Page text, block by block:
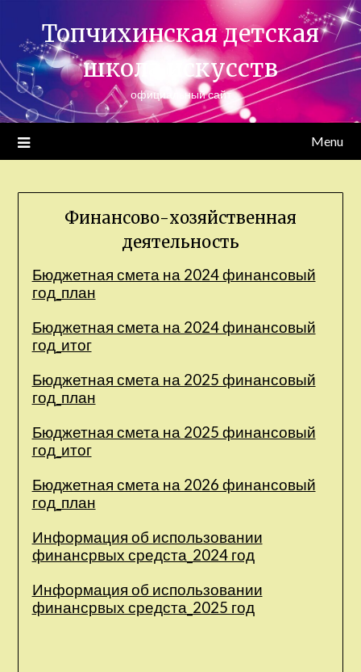
content
Топчихинская детская
школа искусств
официальный сайт
Menu
Финансово-хозяйственная
деятельность
Бюджетная смета на 2024 финансовый
год_план
Бюджетная смета на 2024 финансовый
год_итог
Бюджетная смета на 2025 финансовый
год_план
Бюджетная смета на 2025 финансовый
год_итог
Бюджетная смета на 2026 финансовый
год_план
Информация об использовании
финансрвых средста_2024 год
Информация об использовании
финансрвых средста_2025 год